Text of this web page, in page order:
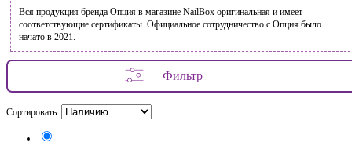
Вся продукция бренда Опция в магазине NailBox оригинальная и имеет
соответствующие сертификаты. Официальное сотрудничество с Опция было
начато в 2021.
Фильтр
Сортировать: